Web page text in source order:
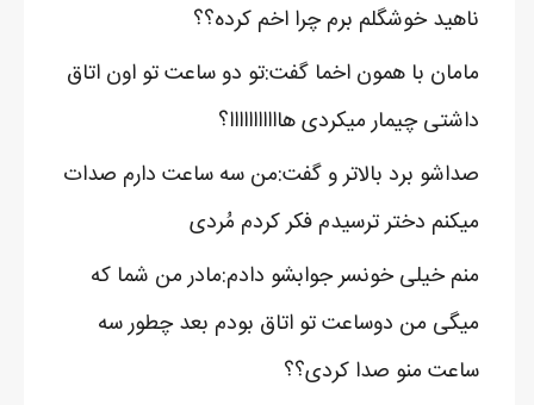
ناهید خوشگلم برم چرا اخم کرده؟؟
مامان با همون اخما گفت:تو دو ساعت تو اون اتاق
داشتی چیمار میکردی هااااااااااا؟
صداشو برد بالاتر و گفت:من سه ساعت دارم صدات
میکنم دختر ترسیدم فکر کردم مُردی
منم خیلی خونسر جوابشو دادم:مادر من شما که
میگی من دوساعت تو اتاق بودم بعد چطور سه
ساعت منو صدا کردی؟؟